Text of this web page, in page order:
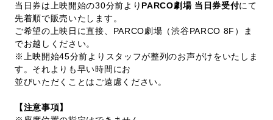
当日券は上映開始の30分前より PARCO劇場 当日券受付にて
先着順で販売いたします。
ご希望の上映日に直接、PARCO劇場（渋谷PARCO 8F）ま
でお越しください。
※上映開始45分前よりスタッフが整列のお声がけをいたしま
す。それよりも早い時間にお
並びいただくことはご遠慮ください。
【注意事項】